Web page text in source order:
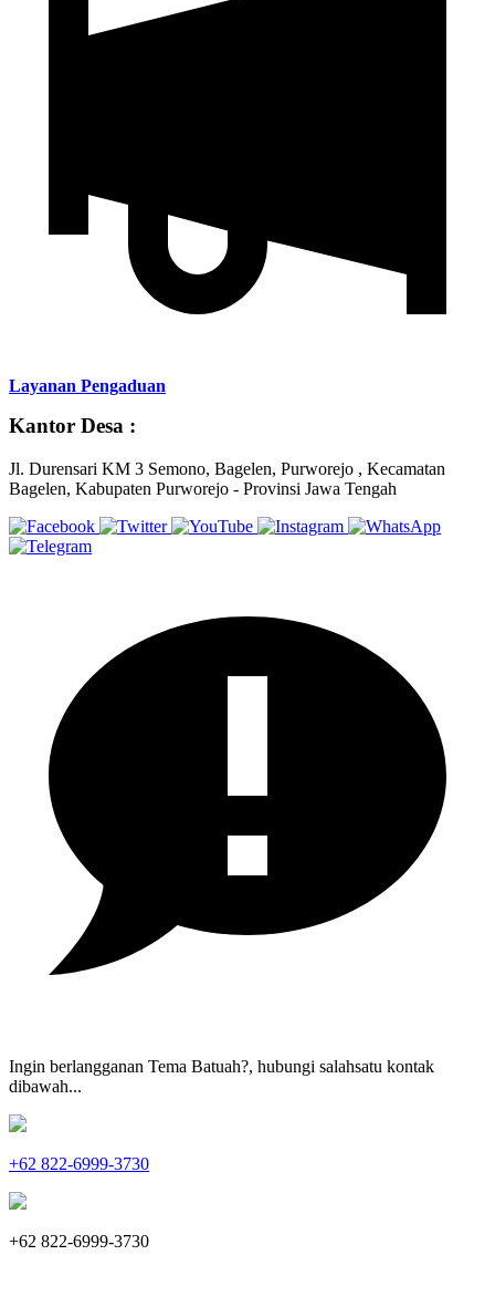
Layanan Pengaduan
Kantor Desa :
Jl. Durensari KM 3 Semono, Bagelen, Purworejo , Kecamatan
Bagelen, Kabupaten Purworejo - Provinsi Jawa Tengah
Ingin berlangganan Tema Batuah?, hubungi salahsatu kontak
dibawah...
+62 822-6999-3730
+62 822-6999-3730